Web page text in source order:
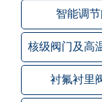
智能调节
核级阀门及高
衬氟衬里